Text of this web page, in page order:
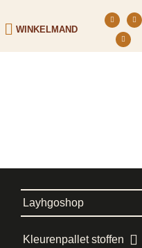
WINKELMAND
Layhgoshop
Kleurenpallet stoffen